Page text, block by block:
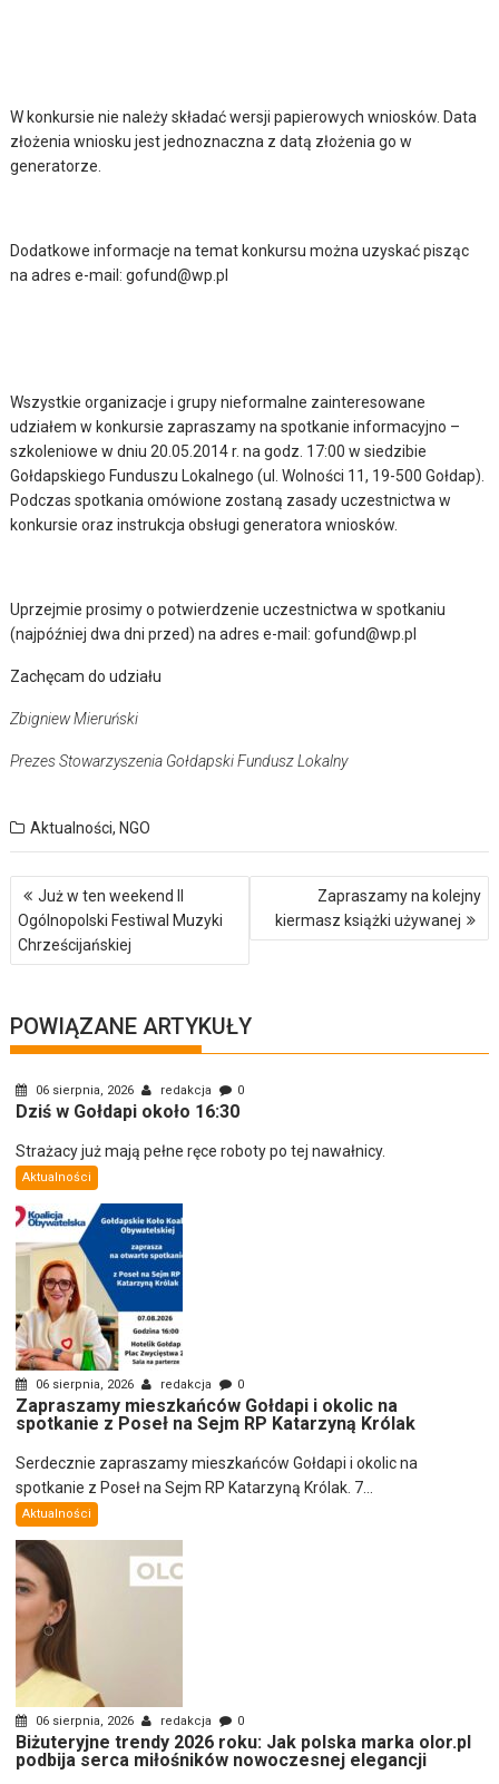
W konkursie nie należy składać wersji papierowych wniosków. Data
złożenia wniosku jest jednoznaczna z datą złożenia go w
generatorze.
Dodatkowe informacje na temat konkursu można uzyskać pisząc
na adres e-mail: gofund@wp.pl
Wszystkie organizacje i grupy nieformalne zainteresowane
udziałem w konkursie zapraszamy na spotkanie informacyjno –
szkoleniowe w dniu 20.05.2014 r. na godz. 17:00 w siedzibie
Gołdapskiego Funduszu Lokalnego (ul. Wolności 11, 19-500 Gołdap).
Podczas spotkania omówione zostaną zasady uczestnictwa w
konkursie oraz instrukcja obsługi generatora wniosków.
Uprzejmie prosimy o potwierdzenie uczestnictwa w spotkaniu
(najpóźniej dwa dni przed) na adres e-mail: gofund@wp.pl
Zachęcam do udziału
Zbigniew Mieruński
Prezes Stowarzyszenia Gołdapski Fundusz Lokalny
Aktualności,NGO
Nawigacja
wpisu
Już w ten weekend II
Ogólnopolski Festiwal Muzyki
Chrześcijańskiej
Zapraszamy na kolejny
kiermasz książki używanej
POWIĄZANE ARTYKUŁY
06 sierpnia, 2026 redakcja 0
Dziś w Gołdapi około 16:30
Strażacy już mają pełne ręce roboty po tej nawałnicy.
Aktualności
06 sierpnia, 2026 redakcja 0
Zapraszamy mieszkańców Gołdapi i okolic na
spotkanie z Poseł na Sejm RP Katarzyną Królak
Serdecznie zapraszamy mieszkańców Gołdapi i okolic na
spotkanie z Poseł na Sejm RP Katarzyną Królak. 7...
Aktualności
06 sierpnia, 2026 redakcja 0
Biżuteryjne trendy 2026 roku: Jak polska marka olor.pl
podbija serca miłośników nowoczesnej elegancji